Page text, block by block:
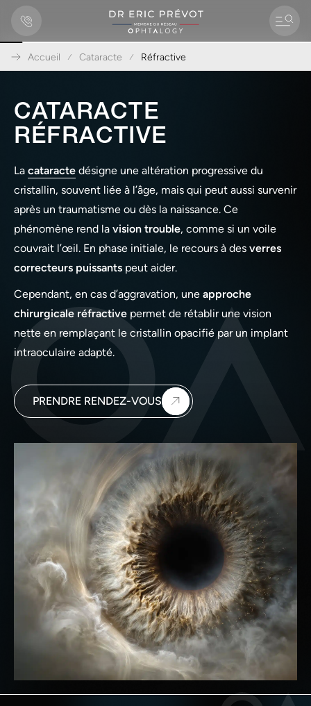
Accueil Cataracte Réfractive
CATARACTE
RÉFRACTIVE
La cataracte désigne une altération progressive du
cristallin, souvent liée à l’âge, mais qui peut aussi survenir
après un traumatisme ou dès la naissance. Ce
phénomène rend la vision trouble, comme si un voile
couvrait l’œil. En phase initiale, le recours à des verres
correcteurs puissants peut aider.
Cependant, en cas d’aggravation, une approche
chirurgicale réfractive permet de rétablir une vision
nette en remplaçant le cristallin opacifié par un implant
intraoculaire adapté.
PRENDRE RENDEZ-VOUS